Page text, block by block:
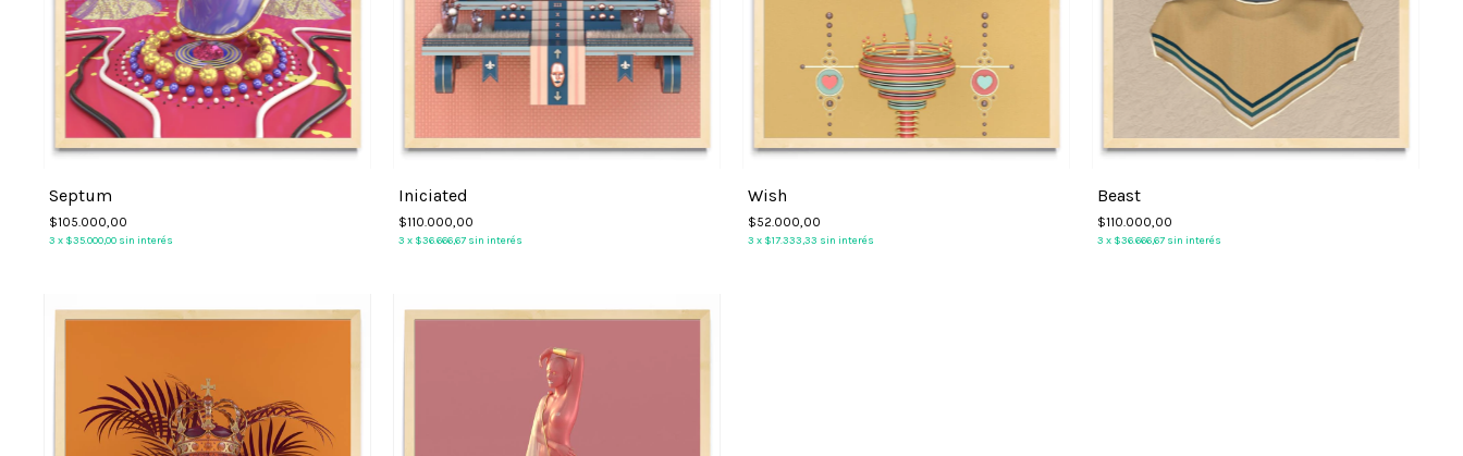
Septum
$105.000,00
3 x $35.000,00 sin interés
Iniciated
$110.000,00
3 x $36.666,67 sin interés
Wish
$52.000,00
3 x $17.333,33 sin interés
Beast
$110.000,00
3 x $36.666,67 sin interés